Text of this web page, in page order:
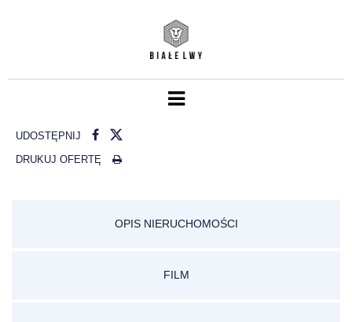
UDOSTĘPNIJ
DRUKUJ OFERTĘ
OPIS NIERUCHOMOŚCI
FILM